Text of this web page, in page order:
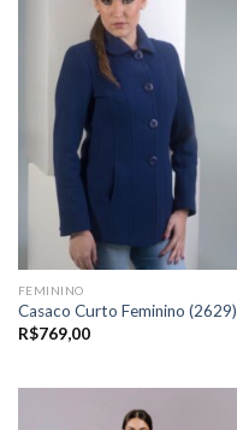
FEMININO
Casaco Curto Feminino (2629)
R$769,00